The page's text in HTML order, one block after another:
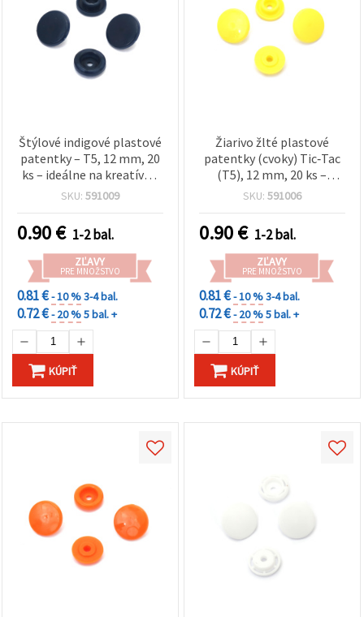
Štýlové indigové plastové
patentky – T5, 12 mm, 20
ks – ideálne na kreatívne
šitie, módne doplnky,
SKU: 591009
0.90€ 1-2 bal.
ZĽAVY
PRE MNOŽSTVO
0.81 €- 10 %3-4 bal.
0.72 €- 20 %5 bal. +
KÚPIŤ
Žiarivo žlté plastové
patentky (cvoky) Tic‑Tac
(T5), 12 mm, 20 ks –
ideálne na kreatívne šitie,
handmade DIY tvorenie
SKU: 591006
0.90€ 1-2 bal.
ZĽAVY
PRE MNOŽSTVO
0.81 €- 10 %3-4 bal.
0.72 €- 20 %5 bal. +
KÚPIŤ